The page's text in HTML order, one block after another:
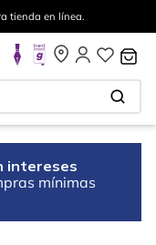
tienda en línea.
intereses
mínimas